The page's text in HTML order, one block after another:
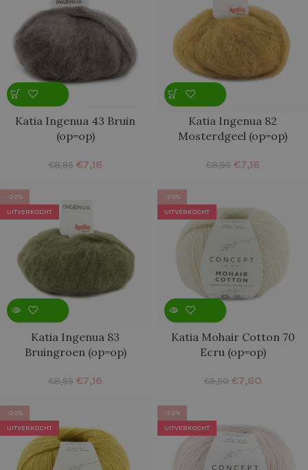
Katia Ingenua 43 Bruin
(op=op)
€8,95 €7,16
Katia Ingenua 82
Mosterdgeel (op=op)
€8,95 €7,16
-20%
UITVERKOCHT
Katia Ingenua 83
Bruingroen (op=op)
€8,95 €7,16
-20%
UITVERKOCHT
Katia Mohair Cotton 70
Ecru (op=op)
€9,50 €7,60
-20%
UITVERKOCHT
-20%
UITVERKOCHT